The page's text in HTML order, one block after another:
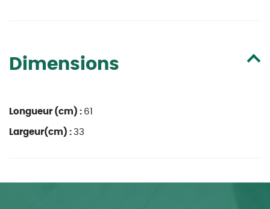
Dimensions
Longueur (cm) : 61
Largeur(cm) : 33